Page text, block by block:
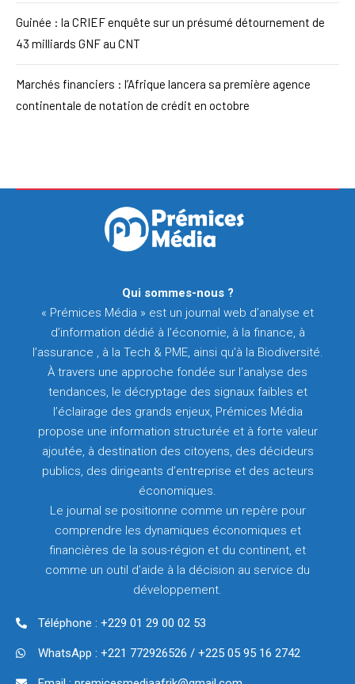
Guinée : la CRIEF enquête sur un présumé détournement de
43 milliards GNF au CNT
Marchés financiers : l’Afrique lancera sa première agence
continentale de notation de crédit en octobre
Qui sommes-nous ?
« Prémices Média » est un journal web d’analyse et
d’information dédié à l’économie, à la finance, à
l’assurance , à la Tech & PME, ainsi qu’à la Biodiversité.
À travers une approche fondée sur l’analyse des
tendances, le décryptage des signaux faibles et
l’éclairage des grands enjeux, Prémices Média
propose une information structurée et à forte valeur
ajoutée, à destination des citoyens, des décideurs
publics, des dirigeants d’entreprise et des acteurs
économiques.
Le journal se positionne comme un repère pour
comprendre les dynamiques économiques et
financières de la sous-région et du continent, et
comme un outil d’aide à la décision au service du
développement.
Téléphone : +229 01 29 00 02 53
WhatsApp : +221 772926526 / +225 05 95 16 2742